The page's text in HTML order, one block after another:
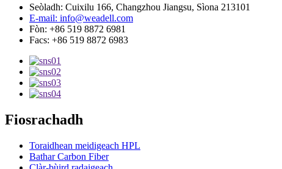
Seòladh: Cuixilu 166, Changzhou Jiangsu, Sìona 213101
E-mail: info@weadell.com
Fòn: +86 519 8872 6981
Facs: +86 519 8872 6983
Fiosrachadh
Toraidhean meidigeach HPL
Bathar Carbon Fiber